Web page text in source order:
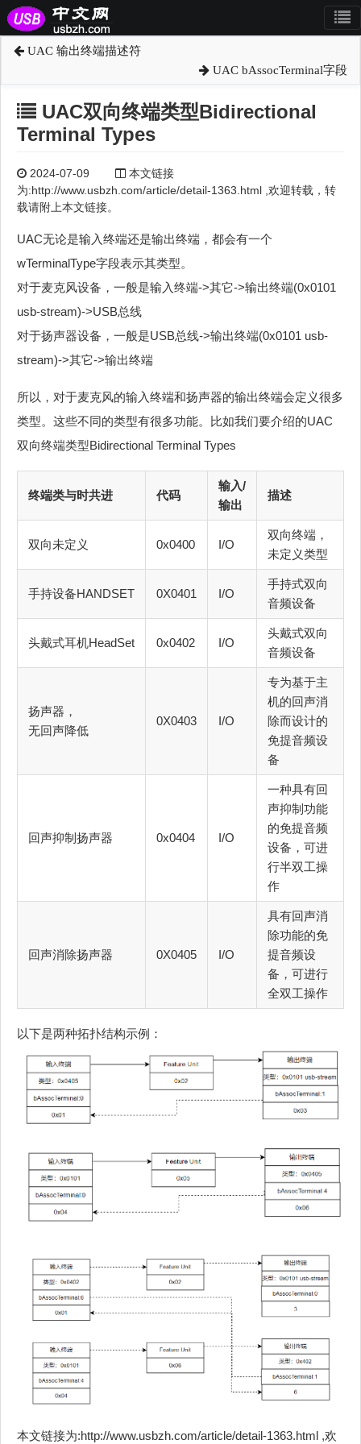
UAC 输出终端描述符
UAC bAssocTerminal字段
UAC双向终端类型Bidirectional
Terminal Types
2024-07-09
本文链接
为:http://www.usbzh.com/article/detail-1363.html ,欢迎转载，转
载请附上本文链接。
UAC无论是输入终端还是输出终端，都会有一个
wTerminalType字段表示其类型。
对于麦克风设备，一般是输入终端->其它->输出终端(0x0101
usb-stream)->USB总线
对于扬声器设备，一般是USB总线->输出终端(0x0101 usb-
stream)->其它->输出终端
所以，对于麦克风的输入终端和扬声器的输出终端会定义很多
类型。这些不同的类型有很多功能。比如我们要介绍的UAC
双向终端类型Bidirectional Terminal Types
终端类与时共进 代码
输入/
输出
描述
双向未定义 0x0400 I/O
双向终端，
未定义类型
手持设备HANDSET 0X0401 I/O
手持式双向
音频设备
头戴式耳机HeadSet 0x0402 I/O
头戴式双向
音频设备
扬声器，
无回声降低
0X0403 I/O
专为基于主
机的回声消
除而设计的
免提音频设
备
回声抑制扬声器 0x0404 I/O
一种具有回
声抑制功能
的免提音频
设备，可进
行半双工操
作
回声消除扬声器 0X0405 I/O
具有回声消
除功能的免
提音频设
备，可进行
全双工操作
以下是两种拓扑结构示例：
本文链接为:http://www.usbzh.com/article/detail-1363.html ,欢